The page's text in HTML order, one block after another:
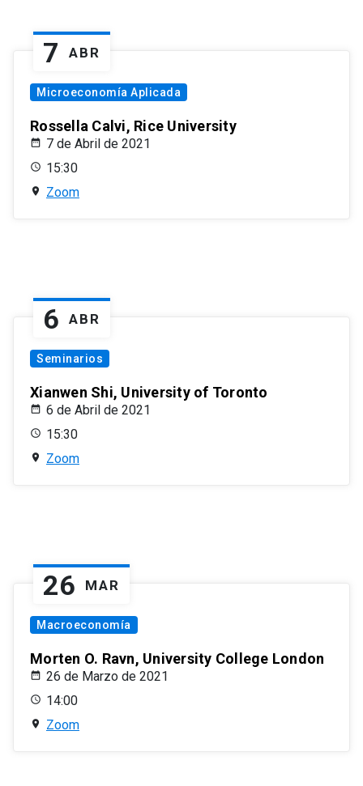
7 ABR
Microeconomía Aplicada
Rossella Calvi, Rice University
7 de Abril de 2021
15:30
Zoom
6 ABR
Seminarios
Xianwen Shi, University of Toronto
6 de Abril de 2021
15:30
Zoom
26 MAR
Macroeconomía
Morten O. Ravn, University College London
26 de Marzo de 2021
14:00
Zoom